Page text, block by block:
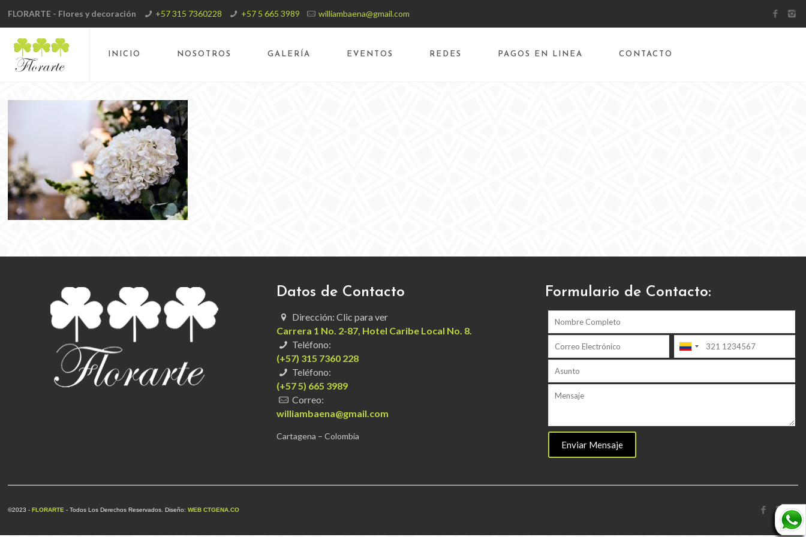
FLORARTE - Flores y decoración +57 315 7360228 +57 5 665 3989 williambaena@gmail.com
INICIO NOSOTROS GALERÍA EVENTOS REDES PAGOS EN LINEA CONTACTO
Datos de Contacto
Dirección: Clic para ver
Carrera 1 No. 2-87, Hotel Caribe Local No. 8.
Teléfono:
(+57) 315 7360 228
Teléfono:
(+57 5) 665 3989
Correo:
williambaena@gmail.com
Cartagena – Colombia
Formulario de Contacto:
©2023 -FLORARTE - Todos Los Derechos Reservados. Diseño:WEB CTGENA.CO